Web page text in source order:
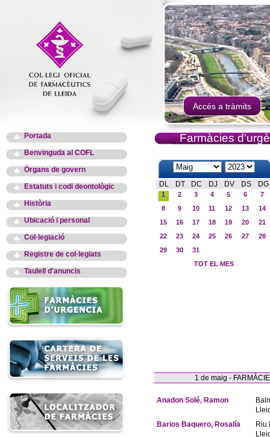
Accés a tràmits
Portada
Benvinguda al COFL
Òrgans de govern
Estatuts i codi deontològic
Història
Ubicació i personal
Col·legiació
Registre de col·legiats
Taulell d'anuncis
Farmàcies
DL DT DC DJ DV DS DG
1 2 3 4 5 6
7
8
9 10 11 12 13
14
15
16 17 18 19 20
21
22
23 24 25 26 27
28
29
30
31
TOT EL MES
1 de maig -
Anadon Solé, Ramon
Barios Baquero, Rosalía
Riu